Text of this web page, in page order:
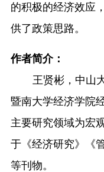
的积极的经济效应
供了政策思路。
作者简介：
王贤彬，中山
暨南大学经济学院
主要研究领域为宏
于《经济研究》《
等刊物。